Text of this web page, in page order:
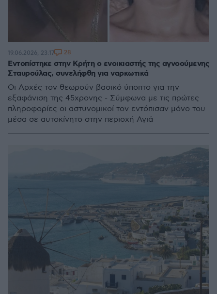
Εντοπίστηκε στην Κρήτη ο ενοικιαστής της αγνοούμενης
Σταυρούλας, συνελήφθη για ναρκωτικά
Οι Αρχές τον θεωρούν βασικό ύποπτο για την
εξαφάνιση της 45χρονης - Σύμφωνα με τις πρώτες
πληροφορίες οι αστυνομικοί τον εντόπισαν μόνο του
μέσα σε αυτοκίνητο στην περιοχή Αγιά
19.06.2026, 23:17 28